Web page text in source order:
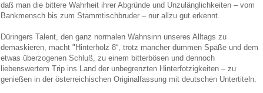
daß man die bittere Wahrheit ihrer Abgründe und Unzulänglichkeiten – vom
Bankmensch bis zum Stammtischbruder – nur allzu gut erkennt.
Düringers Talent, den ganz normalen Wahnsinn unseres Alltags zu
demaskieren, macht "Hinterholz 8“, trotz mancher dummen Späße und dem
etwas überzogenen Schluß, zu einem bitterbösen und dennoch
liebenswertem Trip ins Land der unbegrenzten Hinterfotzigkeiten – zu
genießen in der österreichischen Originalfassung mit deutschen Untertiteln.